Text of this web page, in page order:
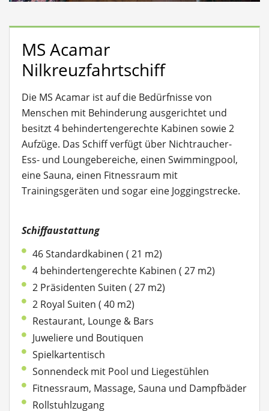
MS Acamar
Nilkreuzfahrtschiff
Die MS Acamar ist auf die Bedürfnisse von
Menschen mit Behinderung ausgerichtet und
besitzt 4 behindertengerechte Kabinen sowie 2
Aufzüge. Das Schiff verfügt über Nichtraucher-
Ess- und Loungebereiche, einen Swimmingpool,
eine Sauna, einen Fitnessraum mit
Trainingsgeräten und sogar eine Joggingstrecke.
Schiffaustattung
46 Standardkabinen ( 21 m2)
4 behindertengerechte Kabinen ( 27 m2)
2 Präsidenten Suiten ( 27 m2)
2 Royal Suiten ( 40 m2)
Restaurant, Lounge & Bars
Juweliere und Boutiquen
Spielkartentisch
Sonnendeck mit Pool und Liegestühlen
Fitnessraum, Massage, Sauna und Dampfbäder
Rollstuhlzugang